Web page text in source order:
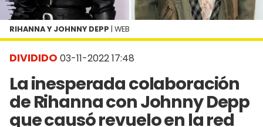
DIVIDIDO 03-11-2022 17:48
La inesperada colaboración
de Rihanna con Johnny Depp
que causó revuelo en la red
RIHANNA Y JOHNNY DEPP | WEB